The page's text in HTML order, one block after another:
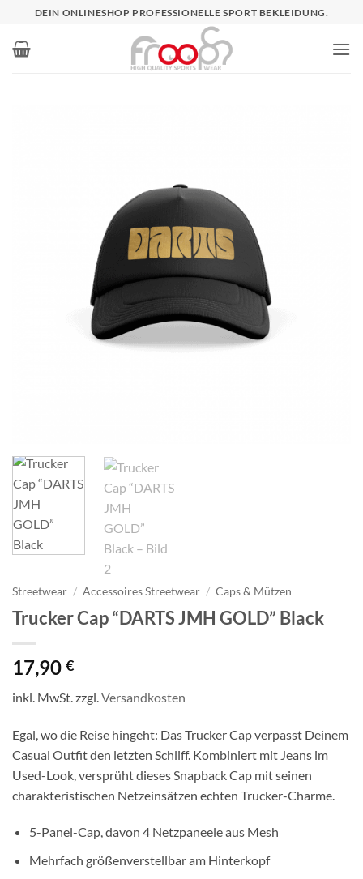
springen
DEIN ONLINESHOP PROFESSIONELLE SPORT BEKLEIDUNG.
Streetwear / Accessoires Streetwear / Caps & Mützen
Trucker Cap “DARTS JMH GOLD” Black
17,90 €
inkl. MwSt. zzgl. Versandkosten
Egal, wo die Reise hingeht: Das Trucker Cap verpasst Deinem
Casual Outfit den letzten Schliff. Kombiniert mit Jeans im
Used-Look, versprüht dieses Snapback Cap mit seinen
charakteristischen Netzeinsätzen echten Trucker-Charme.
5-Panel-Cap, davon 4 Netzpaneele aus Mesh
Mehrfach größenverstellbar am Hinterkopf